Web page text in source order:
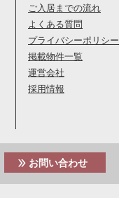
ご入居までの流れ
よくある質問
プライバシーポリシー
掲載物件一覧
運営会社
採用情報
お問い合わせ